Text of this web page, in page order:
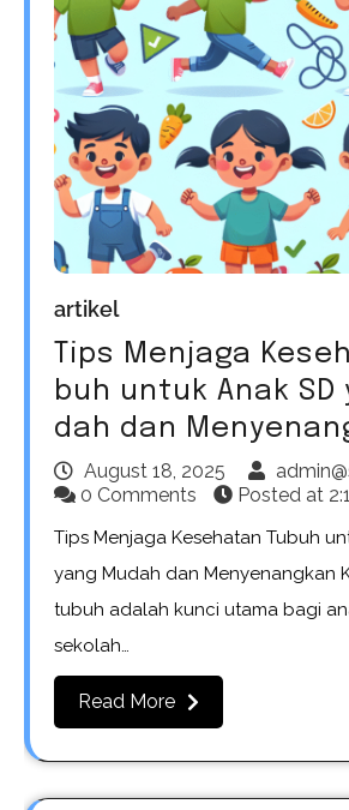
artikel
Tips Menjaga
buh untuk Anak SD
dah dan
August 18, 2025
0 Comments
Posted at
Tips Menjaga Kesehatan Tubuh
yang Mudah dan Menyenangkan
tubuh adalah kunci utama bagi
sekolah…
Read More